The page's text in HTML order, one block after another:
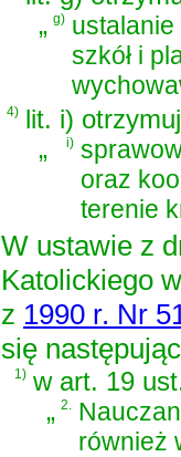
„g)
szkół i
4) lit. i)
„ i)
oraz
terenie
W ustawie z
Katolickiego
z 1990 r. Nr
się
1) w art. 19
„2.
również